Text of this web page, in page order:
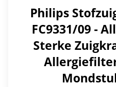
Philips
FC9331/09 -
Sterke